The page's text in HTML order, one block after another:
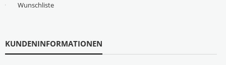
Wunschliste
KUNDENINFORMATIONEN